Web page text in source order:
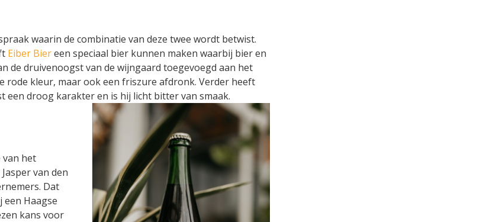
waarin de combinatie van deze twee wordt betwist.
Eiber Biereen speciaal bier kunnen maken waarbij bier en
de druivenoogst van de wijngaard toegevoegd aan het
kleur, maar ook een friszure afdronk. Verder heeft
een droog karakter en is hij licht bitter van smaak.
van het
van den
Dat
Haagse
kans voor